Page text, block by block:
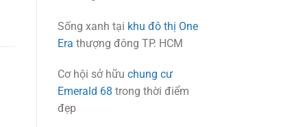
Sống xanh tại khu đô thị One
Era thượng đông TP. HCM
Cơ hội sở hữu chung cư
Emerald 68 trong thời điểm
đẹp